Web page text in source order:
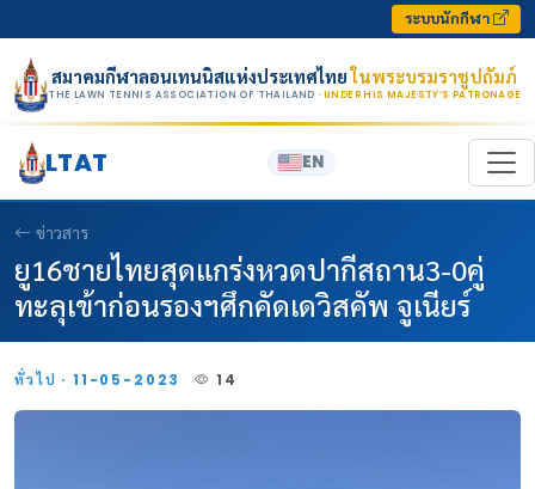
ระบบนักกีฬา
สมาคมกีฬาลอนเทนนิสแห่งประเทศไทยในพระบรมราชูปถัมภ์
THE LAWN TENNIS ASSOCIATION OF THAILAND · UNDER HIS MAJESTY’S PATRONAGE
LTAT EN
ข่าวสาร
ยู16ชายไทยสุดแกร่งหวดปากีสถาน3-0คู่
ทะลุเข้าก่อนรองฯศึกคัดเดวิสคัพ จูเนียร์
ทั่วไป · 11-05-2023 14